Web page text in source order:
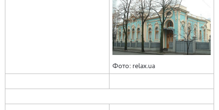
Фото: relax.ua